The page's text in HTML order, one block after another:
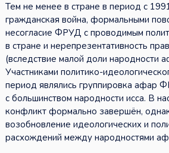
Тем не менее в стране в период с
гражданская война, формальными
несогласие ФРУД с проводимым
в стране и нерепрезентативность
(вследствие малой доли народности
Участниками политико-
период являлись группировка афар
с большинством народности исса. В
конфликт формально завершён,
возобновление идеологических и
расхождений между народностями